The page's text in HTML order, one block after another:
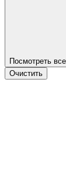
Посмотреть
Очистить